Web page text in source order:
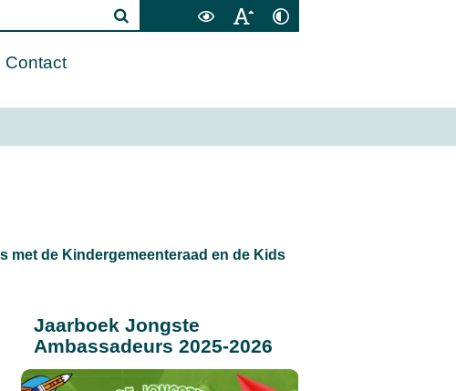
Contact
met de Kindergemeenteraad en de Kids
Jaarboek Jongste
Ambassadeurs 2025-2026